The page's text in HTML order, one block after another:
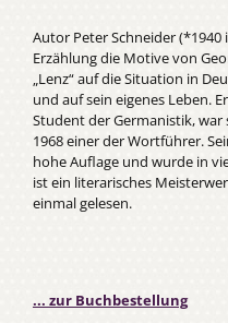
Autor Peter Schneider
Erzählung die Motive von
„Lenz“ auf die Situation in
und auf sein eigenes Leben.
Student der Germanistik,
1968 einer der Wortführer.
hohe Auflage und wurde in
ist ein literarisches
einmal gelesen.
... zur Buchbestellung